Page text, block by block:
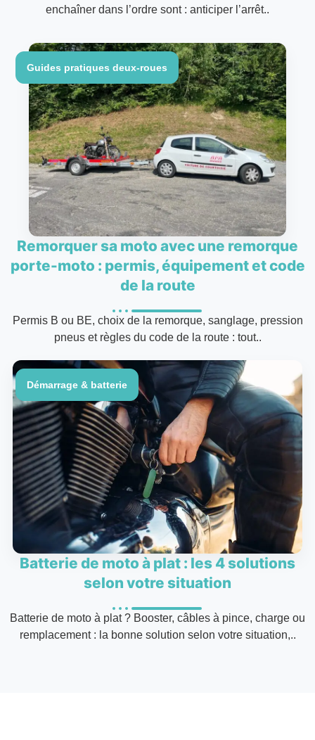
enchaîner dans l’ordre sont : anticiper l’arrêt..
Guides pratiques deux-roues
Remorquer sa moto avec une remorque
porte-moto : permis, équipement et code
de la route
Permis B ou BE, choix de la remorque, sanglage, pression
pneus et règles du code de la route : tout..
Démarrage & batterie
Batterie de moto à plat : les 4 solutions
selon votre situation
Batterie de moto à plat ? Booster, câbles à pince, charge ou
remplacement : la bonne solution selon votre situation,..